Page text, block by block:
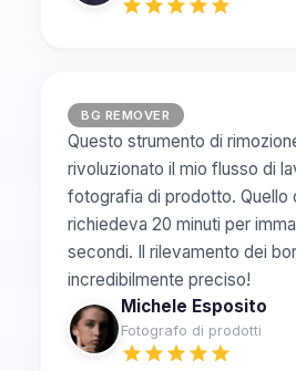
BG REMOVER
Questo strumento di
rivoluzionato il mio flusso di
fotografia di prodotto. Quello
richiedeva 20 minuti per
secondi. Il rilevamento dei
incredibilmente preciso!
Michele Esposito
Fotografo di prodotti